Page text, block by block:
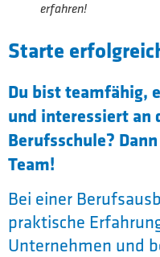
erfahren!
Starte
Du bist teamfähig,
und interessiert an
Berufsschule?
Team!
Bei einer
praktische
Unternehmen und